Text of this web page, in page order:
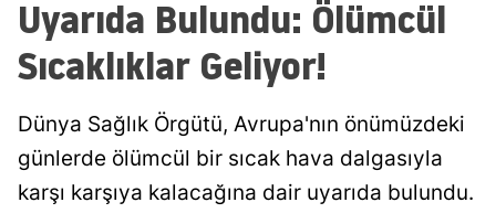
Uyarıda Bulundu: Ölümcül
Sıcaklıklar Geliyor!
Dünya Sağlık Örgütü, Avrupa'nın önümüzdeki
günlerde ölümcül bir sıcak hava dalgasıyla
karşı karşıya kalacağına dair uyarıda bulundu.